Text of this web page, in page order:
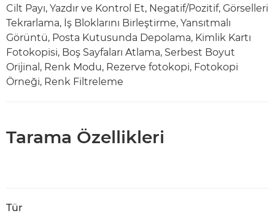
Cilt Payı, Yazdır ve Kontrol Et, Negatif/Pozitif, Görselleri
Tekrarlama, İş Bloklarını Birleştirme, Yansıtmalı
Görüntü, Posta Kutusunda Depolama, Kimlik Kartı
Fotokopisi, Boş Sayfaları Atlama, Serbest Boyut
Orijinal, Renk Modu, Rezerve fotokopi, Fotokopi
Örneği, Renk Filtreleme
Tarama Özellikleri
Tür